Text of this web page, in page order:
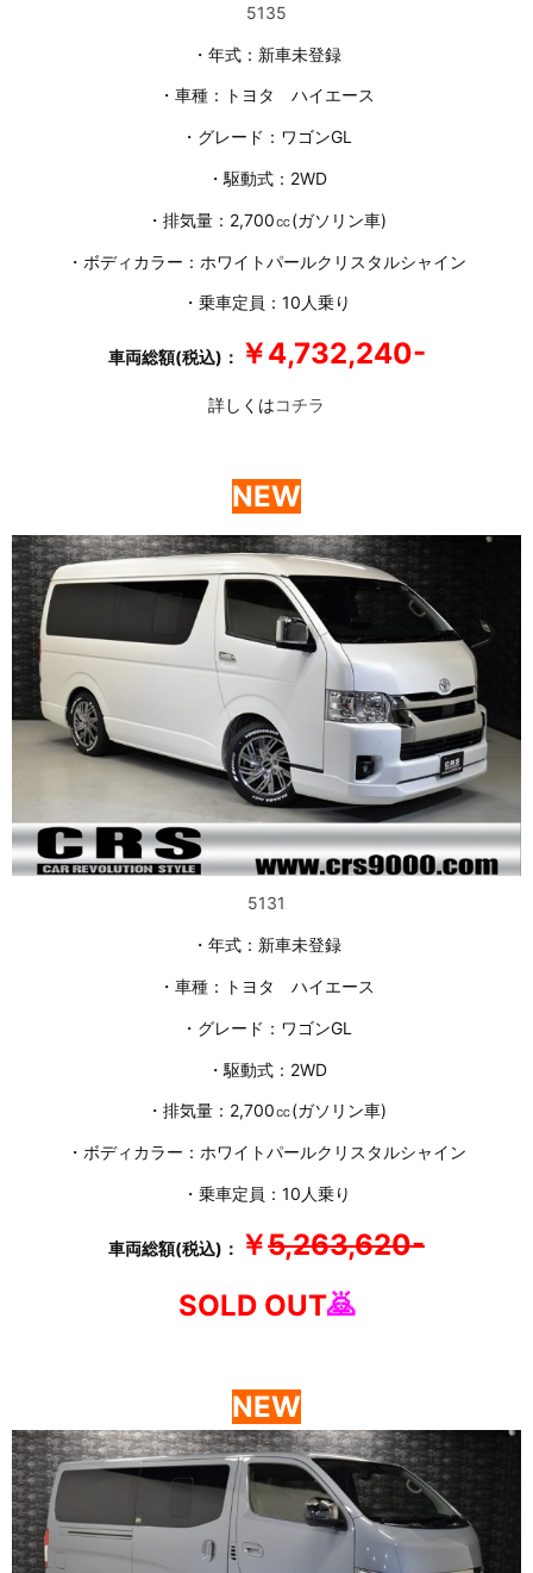
5135
・年式：新車未登録
・車種：トヨタ ハイエース
・グレード：ワゴンGL
・駆動式：2WD
・排気量：2,700㏄(ガソリン車)
・ボディカラー：ホワイトパールクリスタルシャイン
・乗車定員：10人乗り
車両総額(税込)： ￥4,732,240-
詳しくはコチラ
NEW
5131
・年式：新車未登録
・車種：トヨタ ハイエース
・グレード：ワゴンGL
・駆動式：2WD
・排気量：2,700㏄(ガソリン車)
・ボディカラー：ホワイトパールクリスタルシャイン
・乗車定員：10人乗り
車両総額(税込)： ￥5,263,620-
SOLD OUT🙇
NEW